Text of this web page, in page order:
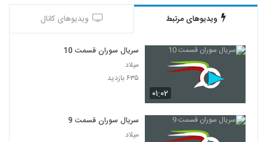
ویدیوهای مرتبط ویدیوهای کانال
۰۱:۰۲
سریال سوران قسمت 10
میلاد
۶۳۵ بازدید
سریال سوران قسمت 9
میلاد